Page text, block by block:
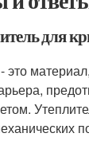
для